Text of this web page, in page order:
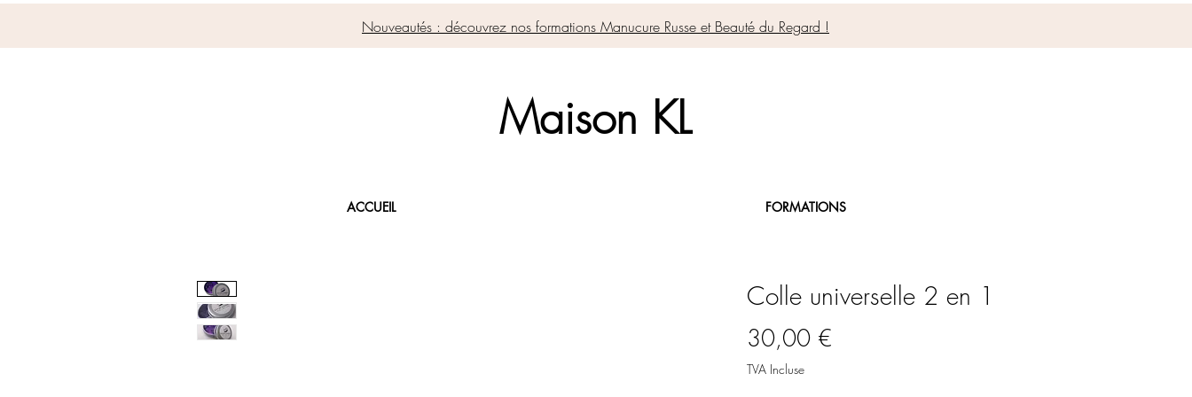
Nouveautés : découvrez nos formations Manucure Russe et Beauté du Regard !
Maison KL
ACCUEIL FORMATIONS
Colle universelle 2 en 1
30,00 €
TVA Incluse